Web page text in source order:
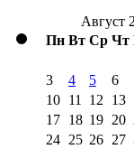
Август
Пн Вт Ср Чт
3
4 5 6
10 11 12 13
17 18 19 20
24 25 26 27